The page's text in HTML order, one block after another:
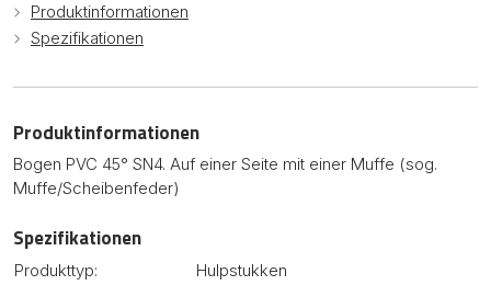
Produktinformationen
Spezifikationen
Produktinformationen
Bogen PVC 45° SN4. Auf einer Seite mit einer Muffe (sog.
Muffe/Scheibenfeder)
Spezifikationen
Produkttyp:
Hulpstukken